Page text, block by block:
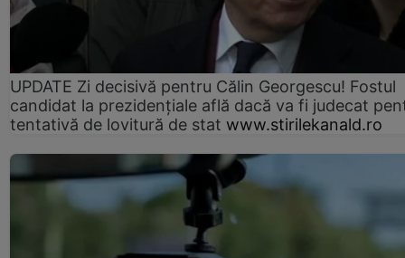
UPDATE Zi decisivă pentru Călin Georgescu! Fostul
candidat la prezidențiale află dacă va fi judecat
tentativă de lovitură de stat www.stirilekanald.ro